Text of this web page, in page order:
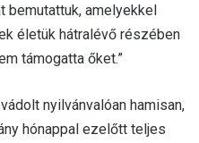
bemutattuk, amelyekkel
életük hátralévő részében
támogatta őket.”
nyilvánvalóan hamisan,
hónappal ezelőtt teljes